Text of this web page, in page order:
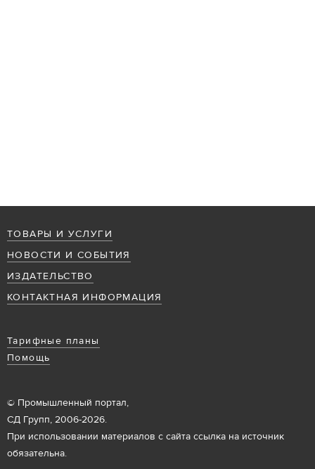
ТОВАРЫ И УСЛУГИ
НОВОСТИ И СОБЫТИЯ
ИЗДАТЕЛЬСТВО
КОНТАКТНАЯ ИНФОРМАЦИЯ
Тарифные планы
Помощь
© Промышленный портал,
СД Групп, 2006-2026.
При использовании материалов с сайта ссылка на источник
обязательна.